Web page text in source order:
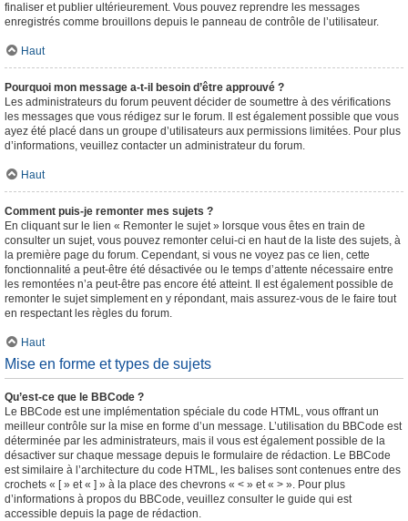
finaliser et publier ultérieurement. Vous pouvez reprendre les messages
enregistrés comme brouillons depuis le panneau de contrôle de l’utilisateur.
Haut
Pourquoi mon message a-t-il besoin d’être approuvé ?
Les administrateurs du forum peuvent décider de soumettre à des vérifications
les messages que vous rédigez sur le forum. Il est également possible que vous
ayez été placé dans un groupe d’utilisateurs aux permissions limitées. Pour plus
d’informations, veuillez contacter un administrateur du forum.
Haut
Comment puis-je remonter mes sujets ?
En cliquant sur le lien « Remonter le sujet » lorsque vous êtes en train de
consulter un sujet, vous pouvez remonter celui-ci en haut de la liste des sujets, à
la première page du forum. Cependant, si vous ne voyez pas ce lien, cette
fonctionnalité a peut-être été désactivée ou le temps d’attente nécessaire entre
les remontées n’a peut-être pas encore été atteint. Il est également possible de
remonter le sujet simplement en y répondant, mais assurez-vous de le faire tout
en respectant les règles du forum.
Haut
Mise en forme et types de sujets
Qu’est-ce que le BBCode ?
Le BBCode est une implémentation spéciale du code HTML, vous offrant un
meilleur contrôle sur la mise en forme d’un message. L’utilisation du BBCode est
déterminée par les administrateurs, mais il vous est également possible de la
désactiver sur chaque message depuis le formulaire de rédaction. Le BBCode
est similaire à l’architecture du code HTML, les balises sont contenues entre des
crochets « [ » et « ] » à la place des chevrons « < » et « > ». Pour plus
d’informations à propos du BBCode, veuillez consulter le guide qui est
accessible depuis la page de rédaction.